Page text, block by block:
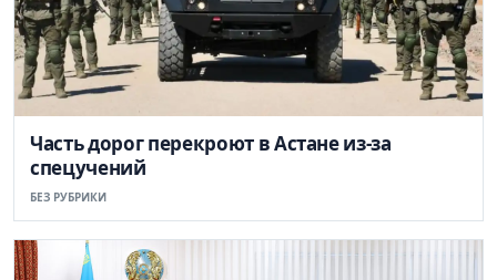
Часть дорог перекроют в Астане из-за
спецучений
БЕЗ РУБРИКИ